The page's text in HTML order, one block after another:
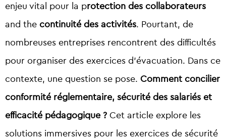
enjeu vital pour la protection des collaborateurs
and the continuité des activités. Pourtant, de
nombreuses entreprises rencontrent des difficultés
pour organiser des exercices d’évacuation. Dans ce
contexte, une question se pose. Comment concilier
conformité réglementaire, sécurité des salariés et
efficacité pédagogique ? Cet article explore les
solutions immersives pour les exercices de sécurité